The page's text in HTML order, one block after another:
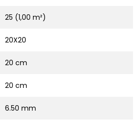
25 (1,00 m²)
20X20
20 cm
20 cm
6.50 mm